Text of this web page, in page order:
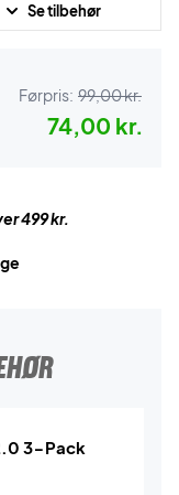
Se tilbehør
Førpris: 99,00 kr.
74,00 kr.
499 kr.
3-Pack